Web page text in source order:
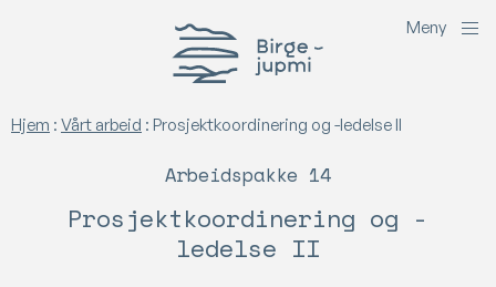
Birgejupmi Meny
Hjem : Vårt arbeid : Prosjektkoordinering og -ledelse II
Arbeidspakke 14
Prosjektkoordinering og -
ledelse II